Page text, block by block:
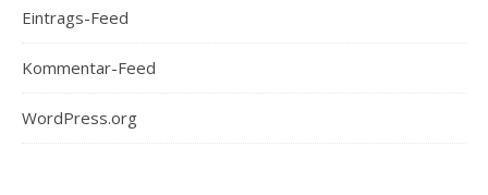
Eintrags-Feed
Kommentar-Feed
WordPress.org